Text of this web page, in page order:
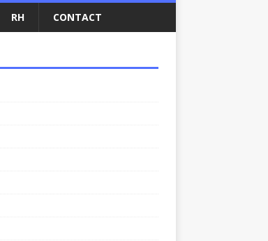
RH CONTACT